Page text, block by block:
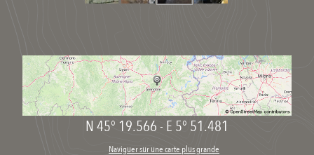
N 45° 19.566- E 5° 51.481
Naviguer sur une carte plus grande